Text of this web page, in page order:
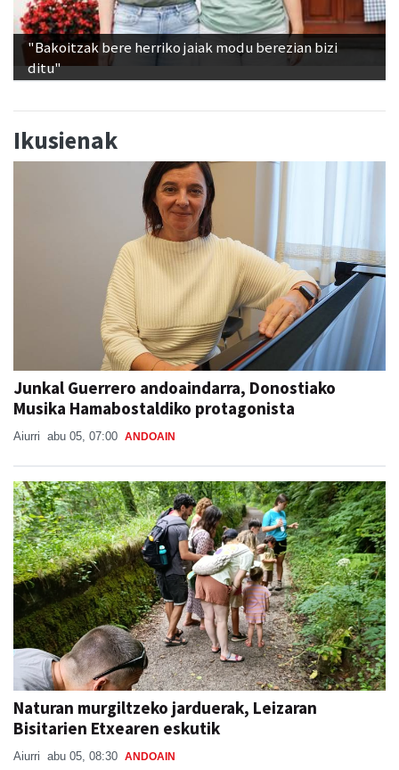
"Bakoitzak bere herriko jaiak modu berezian bizi
ditu"
Ikusienak
Junkal Guerrero andoaindarra, Donostiako
Musika Hamabostaldiko protagonista
Aiurri abu 05, 07:00 ANDOAIN
Naturan murgiltzeko jarduerak, Leizaran
Bisitarien Etxearen eskutik
Aiurri abu 05, 08:30 ANDOAIN